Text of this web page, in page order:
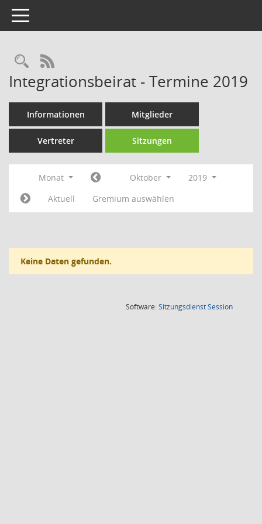
Toggle navigation
Rechercheauswahl
RSS-Feed
Integrationsbeirat - Termine 2019
Informationen Mitglieder
Vertreter Sitzungen
Monat Oktober
2019
Aktuell
Gremium auswählen
Keine Daten gefunden.
Software:SitzungsdienstSession(Wird in